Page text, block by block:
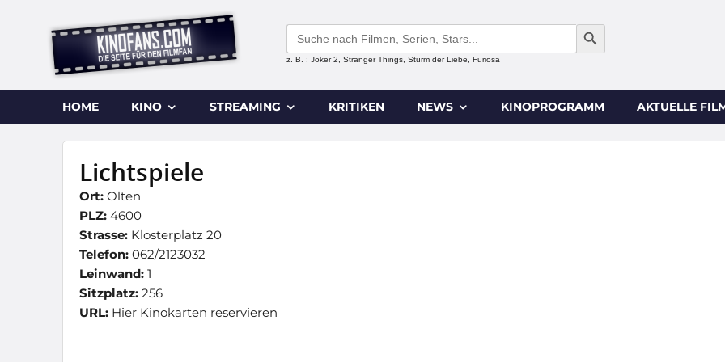
Search
for:
SEARCH BUTTON
z. B. : Joker 2, Stranger Things, Sturm der Liebe, Furiosa
HOME KINO STREAMING KRITIKEN NEWS KINOPROGRAMM AKTUELLE
Lichtspiele
Ort: Olten
PLZ: 4600
Strasse: Klosterplatz 20
Telefon: 062/2123032
Leinwand: 1
Sitzplatz: 256
URL: Hier Kinokarten reservieren